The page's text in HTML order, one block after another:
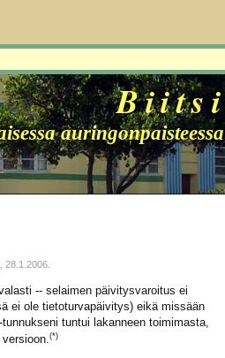
Biitsi
auringonpaisteessa
28.1.2006.
-- selaimen päivitysvaroitus ei
ei ole tietoturvapäivitys) eikä missään
tuntui lakanneen toimimasta,
(*)